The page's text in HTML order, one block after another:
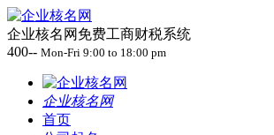
企业核名网免费工商财税系统
400-- Mon-Fri 9:00 to 18:00 pm
企业核名网
首页